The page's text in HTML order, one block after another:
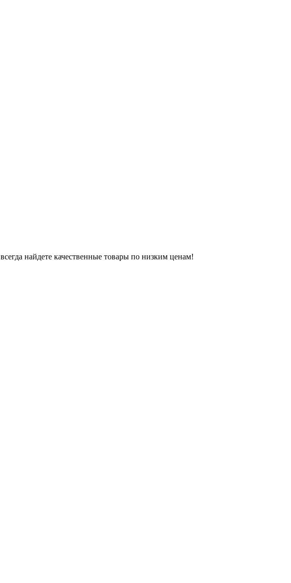
найдете качественные товары по низким ценам!